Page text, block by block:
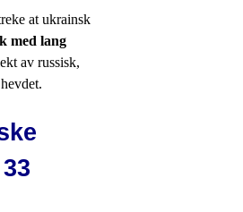
at ukrainsk
med lang
av russisk,